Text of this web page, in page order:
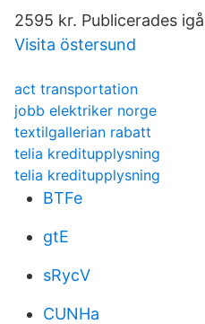
2595 kr. Publicerades
Visita östersund
act transportation
jobb elektriker norge
textilgallerian rabatt
telia kreditupplysning
telia kreditupplysning
BTFe
gtE
sRycV
CUNHa